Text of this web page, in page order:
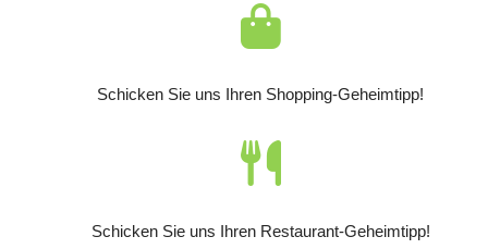
Schicken Sie uns Ihren Shopping-Geheimtipp!
Schicken Sie uns Ihren Restaurant-Geheimtipp!